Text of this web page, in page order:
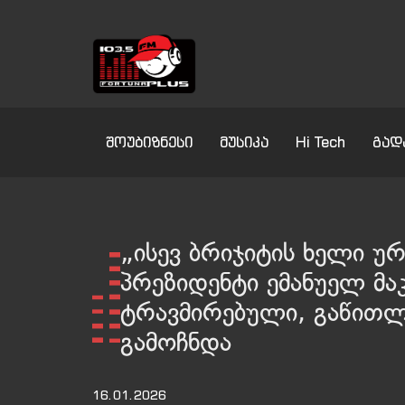
შოუბიზნესი მუსიკა Hi Tech
„ისევ ბრიჯიტის ხელი
პრეზიდენტი ემანუელ
ტრავმირებული,
გამოჩნდა
16.01.2026